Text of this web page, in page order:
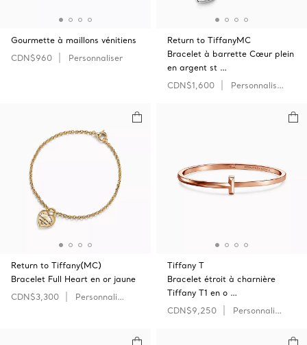
Gourmette à maillons vénitiens
CDN$960
Personnaliser
Return to TiffanyMC
Bracelet à barrette Cœur plein
en argent st …
CDN$1,600
Personnaliser
Return to Tiffany(MC)
Bracelet Full Heart en or jaune
CDN$3,300
Personnaliser
Tiffany T
Bracelet étroit à charnière
Tiffany T1 en o …
CDN$9,250
Personnaliser